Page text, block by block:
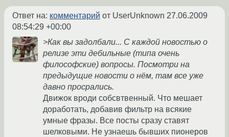
Ответ на: комментарий от UserUnknown 27.06.2009
08:54:29 +00:00
>Как вы задолбали... С каждой новостью о
релизе эти дебильные (типа очень
философские) вопросы. Посмотри на
предыдущие новости о нём, там все уже
давно просрались.
Движок вроди собсвтвенный. Что мешает
доработать, добавив фильтр на всякие
умные фразы. Все посты сразу ставят
шелковыми. Не узнаешь бывших пионеров